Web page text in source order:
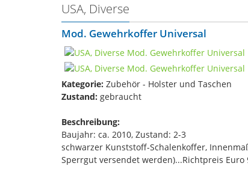
USA, Diverse
Mod. Gewehrkoffer Universal
Kategorie: Zubehör - Holster und Taschen
Zustand: gebraucht
Beschreibung:
Baujahr: ca. 2010, Zustand: 2-3
schwarzer Kunststoff-Schalenkoffer,
Sperrgut versendet werden)...Richtpreis Euro